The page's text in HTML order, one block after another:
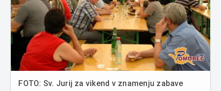
FOTO: Sv. Jurij za vikend v znamenju zabave